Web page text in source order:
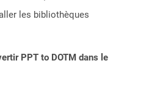
les bibliothèques
PPT to DOTM dans le